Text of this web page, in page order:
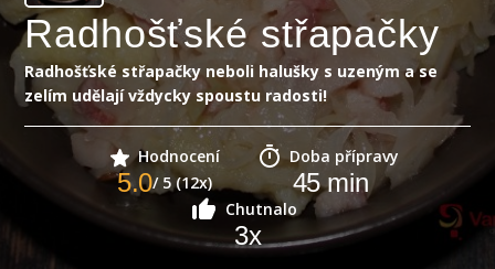
Radhošťské střapačky
Radhošťské střapačky neboli halušky s uzeným a se
zelím udělají vždycky spoustu radosti!
Hodnocení
5.0/ 5 (12x)
Doba přípravy
45min
Chutnalo
3x